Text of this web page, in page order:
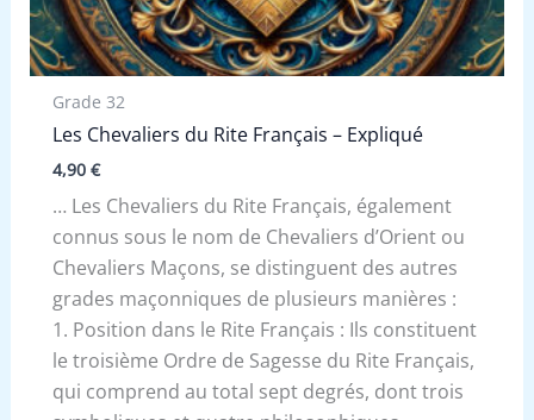
Grade 32
Les Chevaliers du Rite Français – Expliqué
4,90 €
… Les Chevaliers du Rite Français, également
connus sous le nom de Chevaliers d’Orient ou
Chevaliers Maçons, se distinguent des autres
grades maçonniques de plusieurs manières :
1. Position dans le Rite Français : Ils constituent
le troisième Ordre de Sagesse du Rite Français,
qui comprend au total sept degrés, dont trois